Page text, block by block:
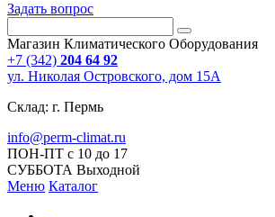
Задать вопрос
Магазин Климатического Оборудования
+7 (342) 204 64 92
ул. Николая Островского, дом 15А
Склад: г. Пермь
info@perm-climat.ru
ПОН-ПТ с 10 до 17
СУББОТА Выходной
Меню Каталог